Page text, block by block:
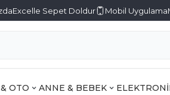
Excelle Sepet Doldur Mobil Uygulama
OTO ANNE & BEBEK